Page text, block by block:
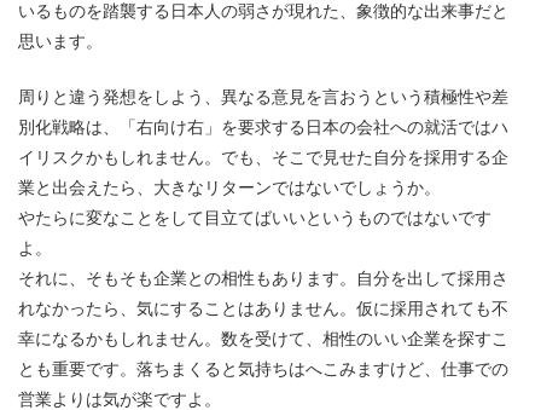
いるものを踏襲する日本人の弱さが現れた、象徴的な出来事だと
思います。
周りと違う発想をしよう、異なる意見を言おうという積極性や差
別化戦略は、「右向け右」を要求する日本の会社への就活ではハ
イリスクかもしれません。でも、そこで見せた自分を採用する企
業と出会えたら、大きなリターンではないでしょうか。
やたらに変なことをして目立てばいいというものではないです
よ。
それに、そもそも企業との相性もあります。自分を出して採用さ
れなかったら、気にすることはありません。仮に採用されても不
幸になるかもしれません。数を受けて、相性のいい企業を探すこ
とも重要です。落ちまくると気持ちはへこみますけど、仕事での
営業よりは気が楽ですよ。